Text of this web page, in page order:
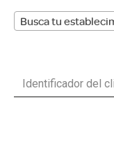
Busca tu